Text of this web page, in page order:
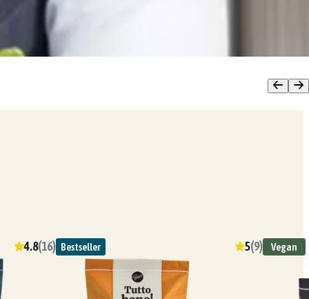
4.8(16) Bestseller 5(9) Vegan